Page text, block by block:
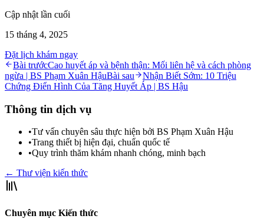
Cập nhật lần cuối
15 tháng 4, 2025
Đặt lịch khám ngay
Bài trướcCao huyết áp và bệnh thận: Mối liên hệ và cách phòng
ngừa | BS Phạm Xuân HậuBài sau
Nhận Biết Sớm: 10 Triệu
Chứng Điển Hình Của Tăng Huyết Áp | BS Hậu
Thông tin dịch vụ
•Tư vấn chuyên sâu thực hiện bởi BS Phạm Xuân Hậu
•Trang thiết bị hiện đại, chuẩn quốc tế
•Quy trình thăm khám nhanh chóng, minh bạch
← Thư viện kiến thức
Chuyên mục Kiến thức